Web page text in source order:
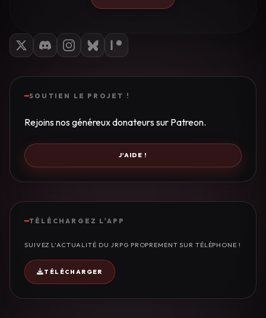
SOUTIEN LE PROJET !
Rejoins nos généreux donateurs sur Patreon.
J'AIDE !
TÉLÉCHARGEZ L'APP
SUIVEZ L'ACTUALITÉ DU JRPG PROPREMENT SUR TÉLÉPHONE !
TÉLÉCHARGER